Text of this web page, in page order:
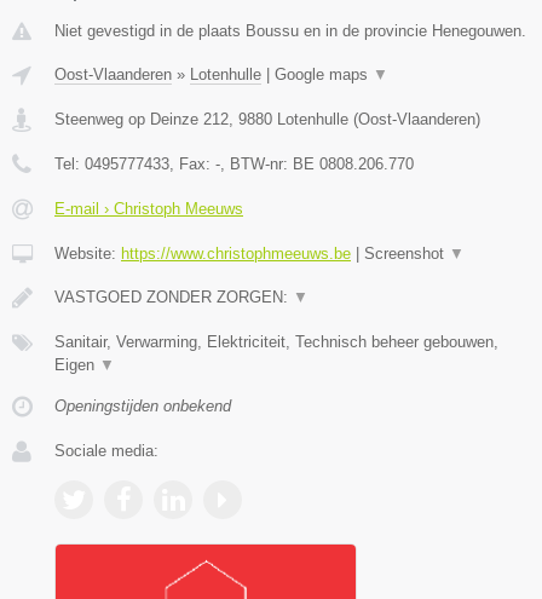
Niet gevestigd in de plaats Boussu en in de provincie Henegouwen.
Oost-Vlaanderen » Lotenhulle | Google maps ▼
Steenweg op Deinze 212 9880 Lotenhulle (Oost-Vlaanderen)
Tel: 0495777433 , Fax: - , BTW-nr: BE 0808.206.770
E-mail › Christoph Meeuws
Website: https://www.christophmeeuws.be | Screenshot ▼
VASTGOED ZONDER ZORGEN: ▼
Sanitair, Verwarming, Elektriciteit, Technisch beheer gebouwen,
Eigen ▼
Openingstijden onbekend
Sociale media: